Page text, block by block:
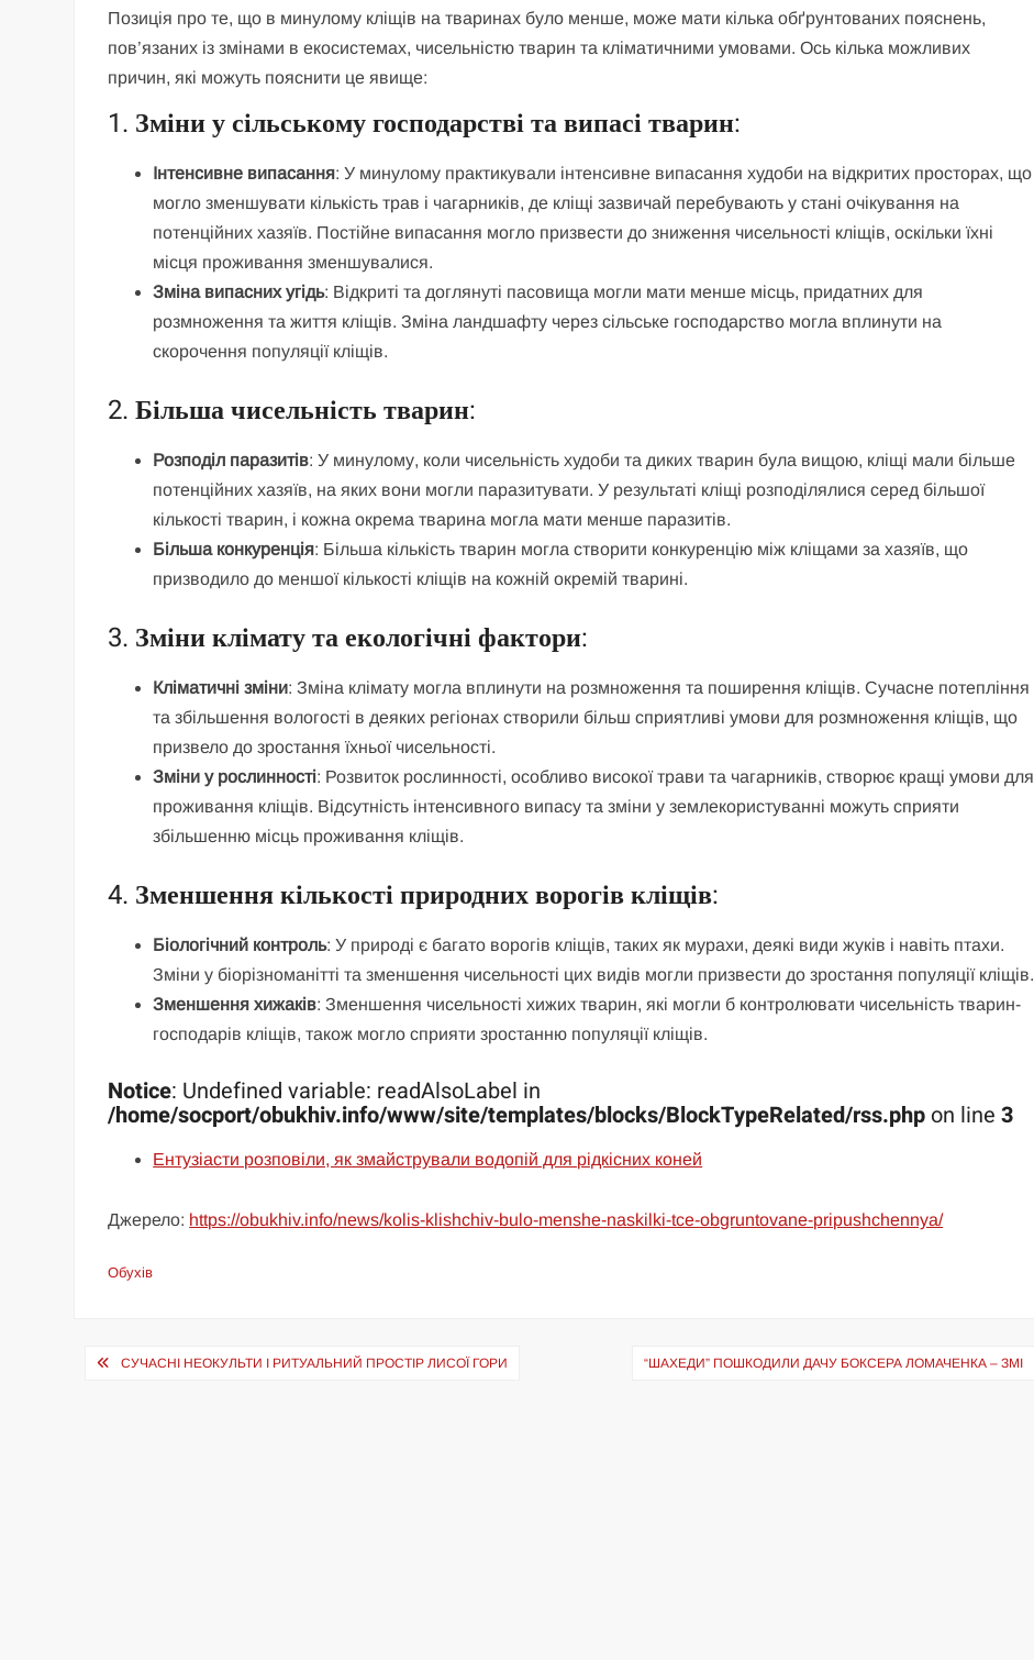
Позиція про те, що в минулому кліщів на тваринах було менше, може мати кілька обґрунтованих пояснень,
пов’язаних із змінами в екосистемах, чисельністю тварин та кліматичними умовами. Ось кілька можливих
причин, які можуть пояснити це явище:
1. Зміни у сільському господарстві та випасі тварин:
Інтенсивне випасання: У минулому практикували інтенсивне випасання худоби на відкритих просторах, що
могло зменшувати кількість трав і чагарників, де кліщі зазвичай перебувають у стані очікування на
потенційних хазяїв. Постійне випасання могло призвести до зниження чисельності кліщів, оскільки їхні
місця проживання зменшувалися.
Зміна випасних угідь: Відкриті та доглянуті пасовища могли мати менше місць, придатних для
розмноження та життя кліщів. Зміна ландшафту через сільське господарство могла вплинути на
скорочення популяції кліщів.
2.Більша чисельність тварин:
Розподіл паразитів: У минулому, коли чисельність худоби та диких тварин була вищою, кліщі мали більше
потенційних хазяїв, на яких вони могли паразитувати. У результаті кліщі розподілялися серед більшої
кількості тварин, і кожна окрема тварина могла мати менше паразитів.
Більша конкуренція: Більша кількість тварин могла створити конкуренцію між кліщами за хазяїв, що
призводило до меншої кількості кліщів на кожній окремій тварині.
3. Зміни клімату та екологічні фактори:
Кліматичні зміни: Зміна клімату могла вплинути на розмноження та поширення кліщів. Сучасне потепління
та збільшення вологості в деяких регіонах створили більш сприятливі умови для розмноження кліщів, що
призвело до зростання їхньої чисельності.
Зміни у рослинності: Розвиток рослинності, особливо високої трави та чагарників, створює кращі умови для
проживання кліщів. Відсутність інтенсивного випасу та зміни у землекористуванні можуть сприяти
збільшенню місць проживання кліщів.
4. Зменшення кількості природних ворогів кліщів:
Біологічний контроль: У природі є багато ворогів кліщів, таких як мурахи, деякі види жуків і навіть птахи.
Зміни у біорізноманітті та зменшення чисельності цих видів могли призвести до зростання популяції кліщів.
Зменшення хижаків: Зменшення чисельності хижих тварин, які могли б контролювати чисельність тварин-
господарів кліщів, також могло сприяти зростанню популяції кліщів.
Notice: Undefined variable: readAlsoLabel in
/home/socport/obukhiv.info/www/site/templates/blocks/BlockTypeRelated/rss.php on line3
Ентузіасти розповіли, як змайстрували водопій для рідкісних коней
Джерело: https://obukhiv.info/news/kolis-klishchiv-bulo-menshe-naskilki-tce-obgruntovane-pripushchennya/
Обухів
Навігація
СУЧАСНІ НЕОКУЛЬТИ І РИТУАЛЬНИЙ ПРОСТІР ЛИСОЇ ГОРИ “ШАХЕДИ” ПОШКОДИЛИ ДАЧУ БОКСЕРА ЛОМАЧЕНКА – ЗМІ